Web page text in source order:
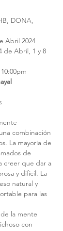
DONA,
Abril 2024
de Abril, 1 y 8
combinación
La mayoría de
de
creer que dar a
y difícil. La
natural y
para las
la mente
con